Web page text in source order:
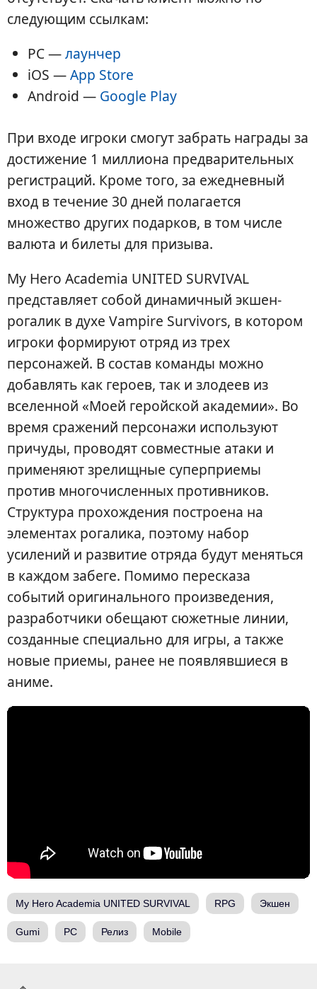
следующим ссылкам:
PC —лаунчер
iOS —App Store
Android — Google Play
При входе игроки смогут забрать награды за
достижение 1 миллиона предварительных
регистраций. Кроме того, за ежедневный
вход в течение 30 дней полагается
множество других подарков, в том числе
валюта и билеты для призыва.
My Hero Academia UNITED SURVIVAL
представляет собой динамичный экшен-
рогалик в духе Vampire Survivors, в котором
игроки формируют отряд из трех
персонажей. В состав команды можно
добавлять как героев, так и злодеев из
вселенной «Моей геройской академии». Во
время сражений персонажи используют
причуды, проводят совместные атаки и
применяют зрелищные суперприемы
против многочисленных противников.
Структура прохождения построена на
элементах рогалика, поэтому набор
усилений и развитие отряда будут меняться
в каждом забеге. Помимо пересказа
событий оригинального произведения,
разработчики обещают сюжетные линии,
созданные специально для игры, а также
новые приемы, ранее не появлявшиеся в
аниме.
My Hero Academia UNITED SURVIVAL RPG Экшен
Gumi PC Релиз Mobile